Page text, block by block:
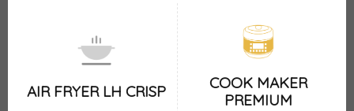
AIR FRYER LH CRISP
COOK MAKER
PREMIUM